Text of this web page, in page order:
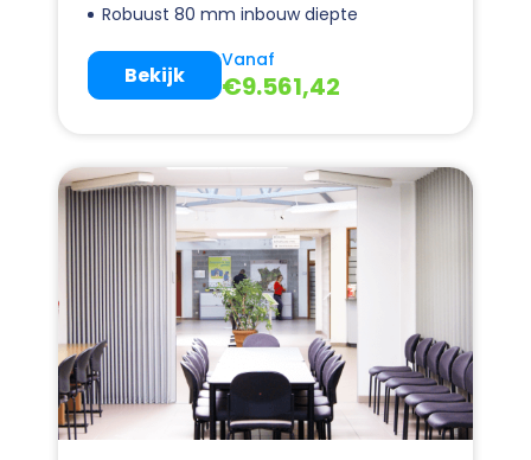
Robuust 80 mm inbouw diepte
Vanaf
€9.561,42
Bekijk